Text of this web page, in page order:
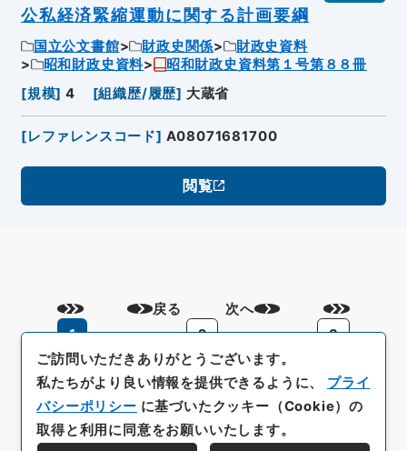
公私経済緊縮運動に関する計画要綱
国立公文書館 財政史関係
財政史資料
昭和財政史資料
昭和財政史資料第１号第８８冊
[規模] 4 [組織歴/履歴] 大蔵省
[レファレンスコード] A08071681700
閲覧
戻る
1
2 3
次へ
ご訪問いただきありがとうございます。
私たちがより良い情報を提供できるように、 プライ
バシーポリシー に基づいたクッキー（Cookie）の
取得と利用に同意をお願いいたします。